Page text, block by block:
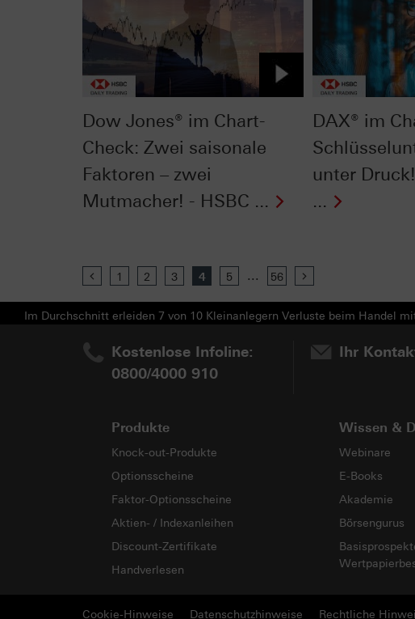
Dow Jones® im Chart-
Check: Zwei saisonale
Faktoren – zwei
Mutmacher! - HSBC ...
DAX® im
unter
...
Previous
1 2 3 4 5 ... 56
Im Durchschnitt erleiden 7 von 10 Kleinanlegern Verluste beim Handel
Kostenlose Infoline:
0800/4000 910
Ihr
Produkte
Knock-out-Produkte
Optionsscheine
Faktor-Optionsscheine
Aktien- / Indexanleihen
Discount-Zertifikate
Handverlesen
Wissen &
Webinare
E-Books
Akademie
Börsengurus
Cookie-Hinweise Datenschutzhinweise Rechtliche